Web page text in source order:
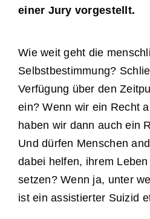
einer Jury vorgestellt.
Wie weit geht die
Selbstbestimmung?
Verfügung über den
ein? Wenn wir ein Recht
haben wir dann auch ein
Und dürfen Menschen
dabei helfen, ihrem
setzen? Wenn ja, unter
ist ein assistierter Suizid